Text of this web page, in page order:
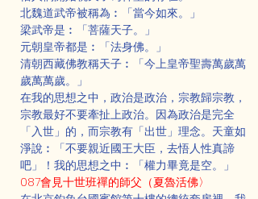
北魏道武帝被稱為︰「當今如來。」
梁武帝是︰「菩薩天子。」
元朝皇帝都是︰「法身佛。」
清朝西藏佛教稱天子︰「今上皇帝聖壽萬歲萬
歲萬萬歲。」
在我的思想之中，政治是政治，宗教歸宗教，
宗教最好不要牽扯上政治。因為政治是完全
「入世」的，而宗教有「出世」理念。天童如
淨說︰「不要親近國王大臣，去悟人性真諦
吧」！我的思想之中︰「權力畢竟是空。」
087會見十世班禪的師父（夏魯活佛〉